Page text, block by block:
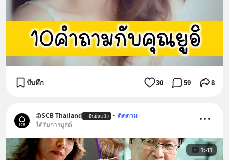
บันทึก 30 59 8
SCB Thailand ยืนยันแล้ว • ติดตาม
ได้รับการบูสต์
1:41